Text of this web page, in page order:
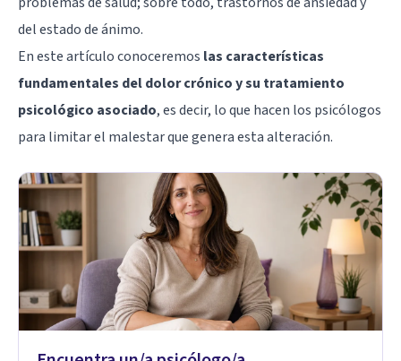
del estado de ánimo.
En este artículo conoceremos las características
fundamentales del dolor crónico y su tratamiento
psicológico asociado, es decir, lo que hacen los psicólogos
para limitar el malestar que genera esta alteración.